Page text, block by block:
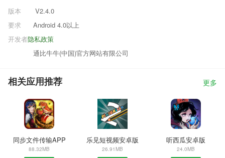
版本
V2.4.0
要求
Android 4.0以上
隐私政策
开发者
通比牛牛(中国)官方网站有限公司
相关应用推荐 更多
同步文件传输APP
88.32MB
乐见短视频安卓版
26.91MB
听西瓜安卓版
24.0MB